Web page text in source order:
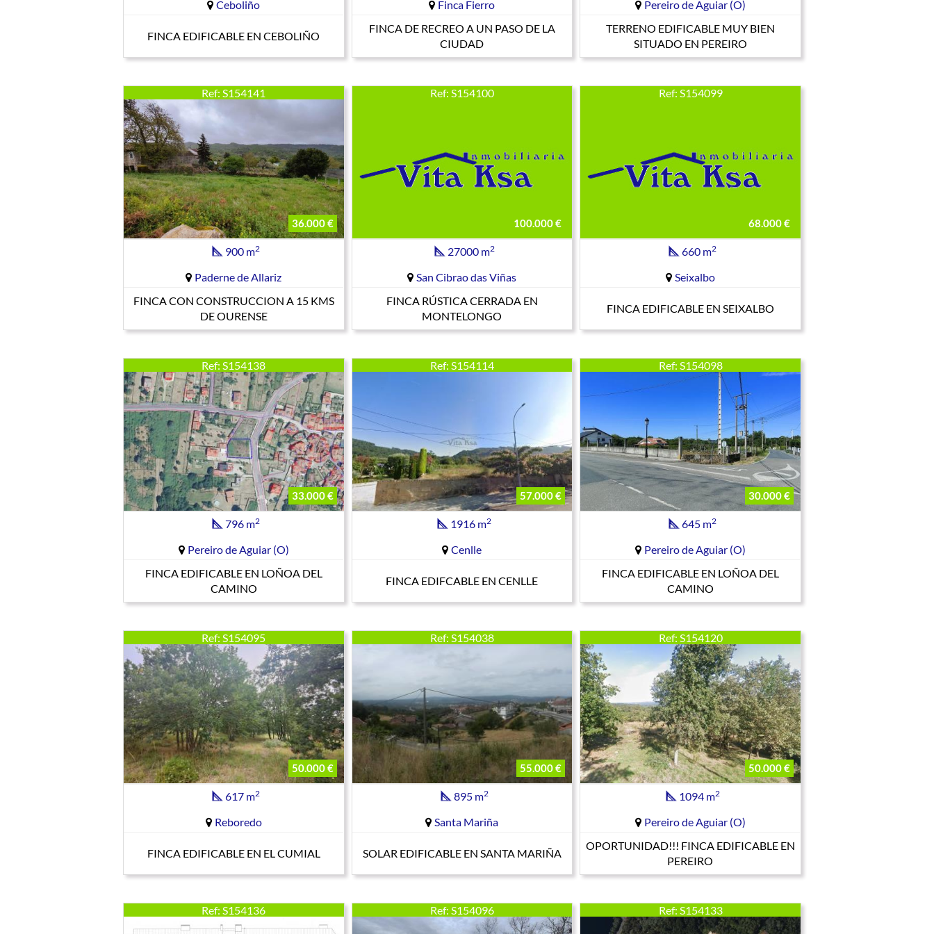
Ceboliño
FINCA EDIFICABLE EN CEBOLIÑO
Finca Fierro
FINCA DE RECREO A UN PASO DE LA
CIUDAD
Pereiro de Aguiar (O)
TERRENO EDIFICABLE MUY BIEN
SITUADO EN PEREIRO
Ref: S154141
36.000 €
900 m2
Paderne de Allariz
FINCA CON CONSTRUCCION A 15 KMS
DE OURENSE
Ref: S154100
100.000 €
27000 m2
San Cibrao das Viñas
FINCA RÚSTICA CERRADA EN
MONTELONGO
Ref: S154099
68.000 €
660 m2
Seixalbo
FINCA EDIFICABLE EN SEIXALBO
Ref: S154138
33.000 €
796 m2
Pereiro de Aguiar (O)
FINCA EDIFICABLE EN LOÑOA DEL
CAMINO
Ref: S154114
57.000 €
1916 m2
Cenlle
FINCA EDIFCABLE EN CENLLE
Ref: S154098
30.000 €
645 m2
Pereiro de Aguiar (O)
FINCA EDIFICABLE EN LOÑOA DEL
CAMINO
Ref: S154095
50.000 €
617 m2
Reboredo
FINCA EDIFICABLE EN EL CUMIAL
Ref: S154038
55.000 €
895 m2
Santa Mariña
SOLAR EDIFICABLE EN SANTA MARIÑA
Ref: S154120
50.000 €
1094 m2
Pereiro de Aguiar (O)
OPORTUNIDAD!!! FINCA EDIFICABLE EN
PEREIRO
Ref: S154136 Ref: S154096 Ref: S154133